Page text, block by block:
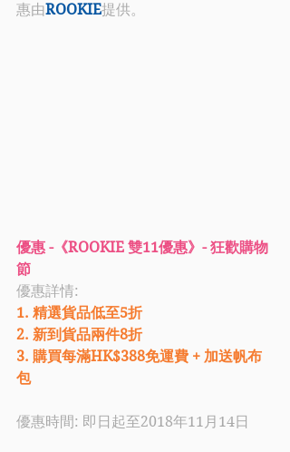
惠由ROOKIE提供。
優惠 -《ROOKIE 雙11優惠》- 狂歡購物
節
優惠詳情:
1. 精選貨品低至5折
2. 新到貨品兩件8折
3. 購買每滿HK$388免運費 + 加送帆布
包
優惠時間: 即日起至2018年11月14日